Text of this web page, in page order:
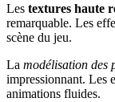
Les textures haute
remarquable. Les
scène du jeu.
La modélisation des
impressionnant. Les
animations fluides.